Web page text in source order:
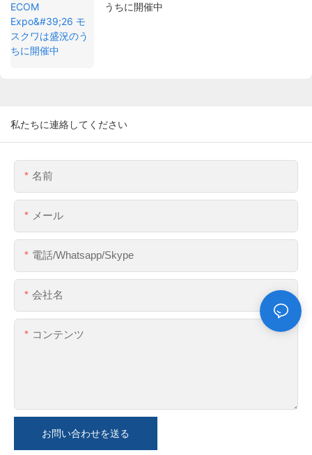
うちに開催中
私たちに連絡してください
名前
メール
電話/whatsapp/skype
会社名
コンテンツ
お問い合わせを送る